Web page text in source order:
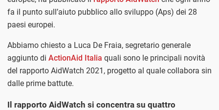
fa il punto sull’aiuto pubblico allo sviluppo (Aps) dei 28
paesi europei.
Abbiamo chiesto a Luca De Fraia, segretario generale
aggiunto di ActionAid Italia quali sono le principali novità
del rapporto AidWatch 2021, progetto al quale collabora sin
dalle prime battute.
Il rapporto AidWatch si concentra su quattro